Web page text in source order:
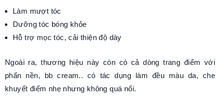
Làm mượt tóc
Dưỡng tóc bóng khỏe
Hỗ trợ mọc tóc, cải thiện độ dày
Ngoài ra, thương hiệu này còn có cả dòng trang điểm với
phấn nền, bb cream.. có tác dụng làm đều màu da, che
khuyết điểm nhẹ nhưng không quá nổi.